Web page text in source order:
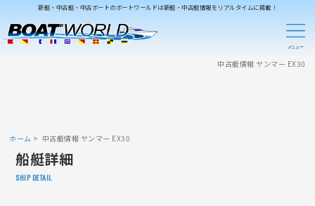
新艇・中古艇・中古ボートのボートワールドは新艇・中古艇情報をリアルタイムに掲載！
中古艇情報 ヤンマー EX30
ホーム 中古艇情報 ヤンマー EX30
船艇詳細
SHIP DETAIL